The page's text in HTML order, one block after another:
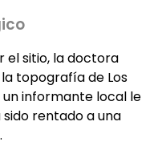
el sitio, la doctora
topografía de Los
informante local le
rentado a una